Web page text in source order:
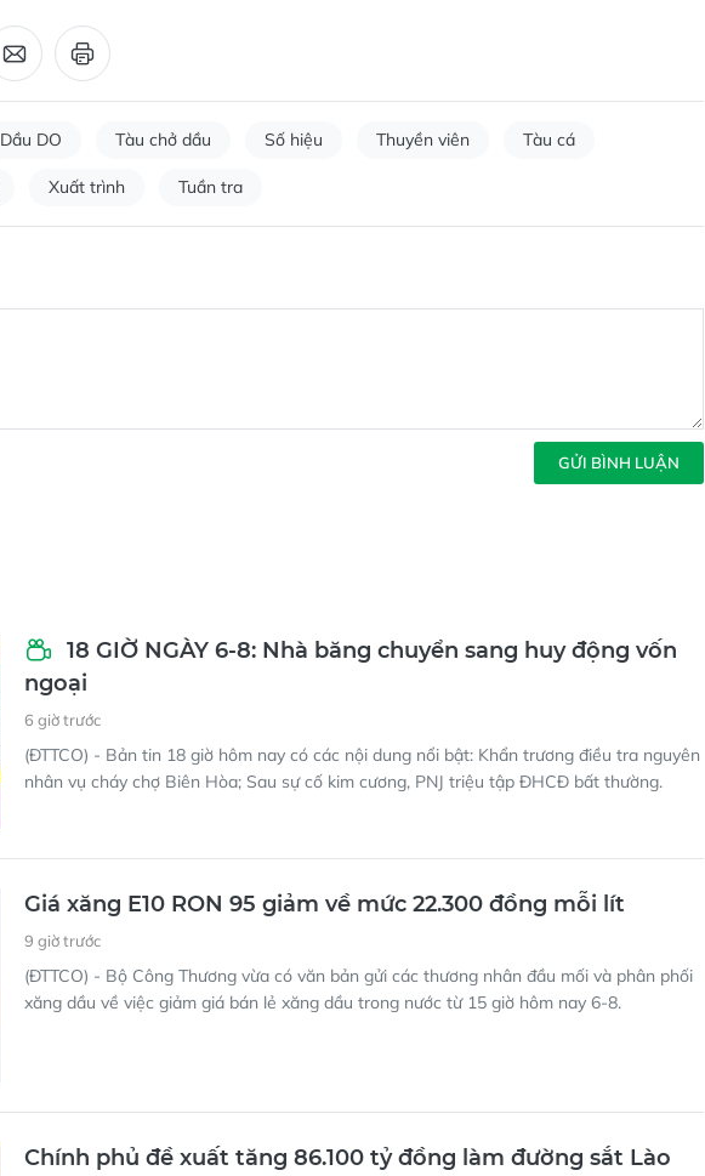
Dầu DO Tàu chở dầu Số hiệu Thuyền viên Tàu cá
Xuất trình Tuần tra
GỬI BÌNH LUẬN
18 GIỜ NGÀY 6-8: Nhà băng chuyển sang huy động vốn
ngoại
6 giờ trước
(ĐTTCO) - Bản tin 18 giờ hôm nay có các nội dung nổi bật: Khẩn trương điều tra nguyên
nhân vụ cháy chợ Biên Hòa; Sau sự cố kim cương, PNJ triệu tập ĐHCĐ bất thường.
Giá xăng E10 RON 95 giảm về mức 22.300 đồng mỗi lít
9 giờ trước
(ĐTTCO) - Bộ Công Thương vừa có văn bản gửi các thương nhân đầu mối và phân phối
xăng dầu về việc giảm giá bán lẻ xăng dầu trong nước từ 15 giờ hôm nay 6-8.
Chính phủ đề xuất tăng 86.100 tỷ đồng làm đường sắt Lào